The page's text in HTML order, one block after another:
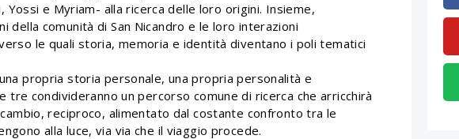
e Myriam- alla ricerca delle loro origini. Insieme,
della comunità di San Nicandro e le loro interazioni
le quali storia, memoria e identità diventano i poli tematici
propria storia personale, una propria personalità e
tre condivideranno un percorso comune di ricerca che arricchirà
reciproco, alimentato dal costante confronto tra le
alla luce, via via che il viaggio procede.